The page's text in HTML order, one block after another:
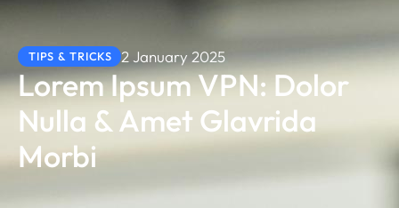
TIPS & TRICKS 2 January 2025
Lorem Ipsum VPN: Dolor
Nulla & Amet Glavrida
Morbi